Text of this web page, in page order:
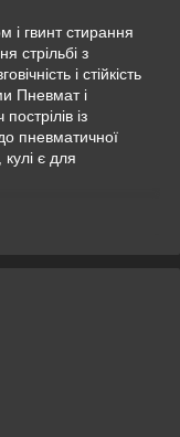
і гвинт стирання
стрільбі з
і стійкість
Пневмат і
із
пневматичної
є для